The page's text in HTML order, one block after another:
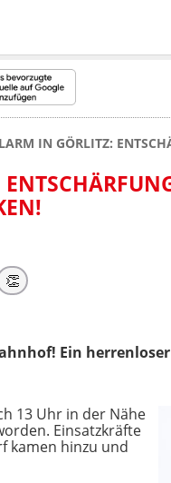
IN GÖRLITZ:
👏
Ein
13 Uhr in der Nähe
Einsatzkräfte
kamen hinzu und